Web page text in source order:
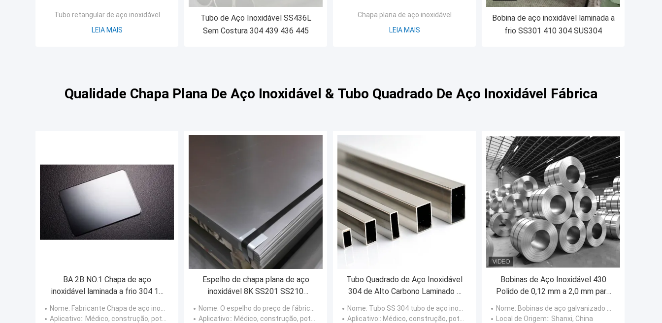
Tubo retangular de aço inoxidável
LEIA MAIS
Tubo de Aço Inoxidável SS436L
Sem Costura 304 439 436 445
Chapa plana de aço inoxidável
LEIA MAIS
Bobina de aço inoxidável laminada a
frio SS301 410 304 SUS304
Qualidade Chapa Plana De Aço Inoxidável & Tubo Quadrado De Aço Inoxidável Fábrica
BA 2B NO.1 Chapa de aço
inoxidável laminada a frio 304 15
mm 1300 mm
Nome: Fabricante Chapa de aço inoxidável 304 laminada a frio personalizada
Aplicativo:: Médico, construção, potência nuclear, energias hidráulicas
Espelho de chapa plana de aço
inoxidável 8K SS201 SS210
SS430
Nome: O espelho do preço de fábrica 8k terminou preços de aço inoxidável da folha do auto
Aplicativo:: Médico, construção, potência nuclear, energias hidráulicas
Tubo Quadrado de Aço Inoxidável
304 de Alto Carbono Laminado a
Quente BA 2B NO.4
Nome: Tubo SS 304 tubo de aço inoxidável kg preço alto carbono
Aplicativo:: Médico, construção, potência nuclear, energias hidráulicas
Bobinas de Aço Inoxidável 430
Polido de 0,12 mm a 2,0 mm para
Dobra
Nome: Bobinas de aço galvanizado bobinas de aço inoxidável de superfície polida laminadas a frio
Local de Origem:: Shanxi, China